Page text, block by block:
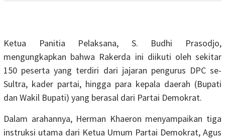
Ketua Panitia Pelaksana, S. Budhi Prasodjo,
mengungkapkan bahwa Rakerda ini diikuti oleh sekitar
150 peserta yang terdiri dari jajaran pengurus DPC se-
Sultra, kader partai, hingga para kepala daerah (Bupati
dan Wakil Bupati) yang berasal dari Partai Demokrat.
Dalam arahannya, Herman Khaeron menyampaikan tiga
instruksi utama dari Ketua Umum Partai Demokrat, Agus